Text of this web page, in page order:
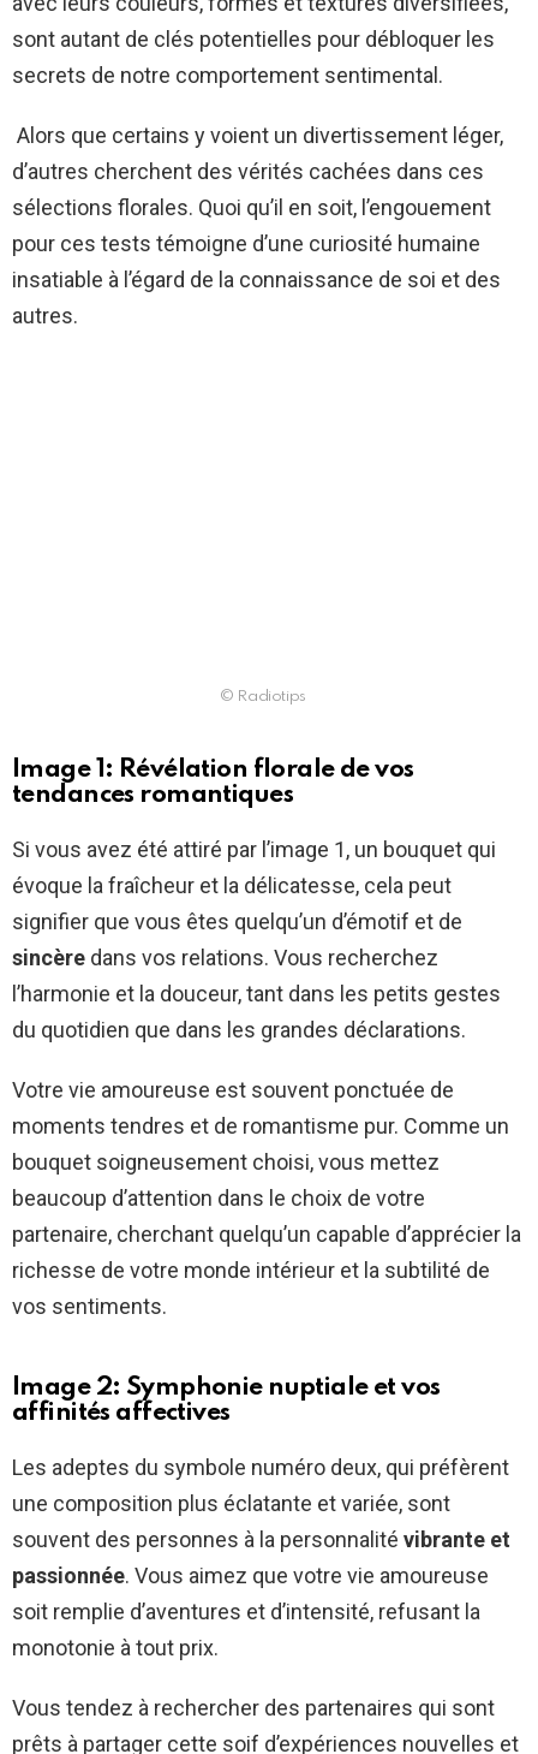
sont autant de clés potentielles pour débloquer les
secrets de notre comportement sentimental.
Alors que certains y voient un divertissement léger,
d’autres cherchent des vérités cachées dans ces
sélections florales. Quoi qu’il en soit, l’engouement
pour ces tests témoigne d’une curiosité humaine
insatiable à l’égard de la connaissance de soi et des
autres.
© Radiotips
Image 1: Révélation florale de vos
tendances romantiques
Si vous avez été attiré par l’image 1, un bouquet qui
évoque la fraîcheur et la délicatesse, cela peut
signifier que vous êtes quelqu’un d’émotif et de
sincère dans vos relations. Vous recherchez
l’harmonie et la douceur, tant dans les petits gestes
du quotidien que dans les grandes déclarations.
Votre vie amoureuse est souvent ponctuée de
moments tendres et de romantisme pur. Comme un
bouquet soigneusement choisi, vous mettez
beaucoup d’attention dans le choix de votre
partenaire, cherchant quelqu’un capable d’apprécier la
richesse de votre monde intérieur et la subtilité de
vos sentiments.
Image 2: Symphonie nuptiale et vos
affinités affectives
Les adeptes du symbole numéro deux, qui préfèrent
une composition plus éclatante et variée, sont
souvent des personnes à la personnalité vibrante et
passionnée. Vous aimez que votre vie amoureuse
soit remplie d’aventures et d’intensité, refusant la
monotonie à tout prix.
Vous tendez à rechercher des partenaires qui sont
prêts à partager cette soif d’expériences nouvelles et